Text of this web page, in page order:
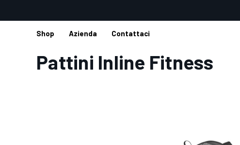
Shop Azienda Contattaci
Pattini Inline Fitness